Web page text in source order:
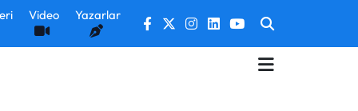
Video Yazarlar